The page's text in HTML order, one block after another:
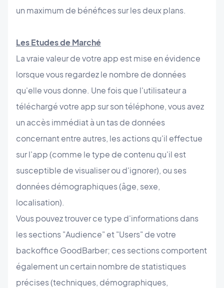
un maximum de bénéfices sur les deux plans.
Les Etudes de Marché
La vraie valeur de votre app est mise en évidence
lorsque vous regardez le nombre de données
qu'elle vous donne. Une fois que l'utilisateur a
téléchargé votre app sur son téléphone, vous avez
un accès immédiat à un tas de données
concernant entre autres, les actions qu'il effectue
sur l'app (comme le type de contenu qu'il est
susceptible de visualiser ou d'ignorer), ou ses
données démographiques (âge, sexe,
localisation).
Vous pouvez trouver ce type d'informations dans
les sections "Audience" et "Users" de votre
backoffice GoodBarber; ces sections comportent
également un certain nombre de statistiques
précises (techniques, démographiques,